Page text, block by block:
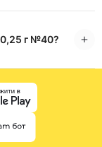
0,25 г №40?